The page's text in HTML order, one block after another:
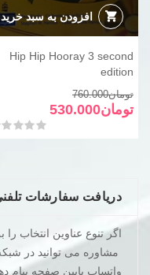
افزودن به سبد خرید
Hip Hip Hooray 3 second
edition
تومان760.000قیمت
اصلی
تومان530.000
قیمت
فعلی
امتیاز0از 5
دریافت سفارشات تلفنی :
اگر تنوع عناوین انتخاب
مشاوره می توانید در شبکه
واتساپ پایین صفحه پیام